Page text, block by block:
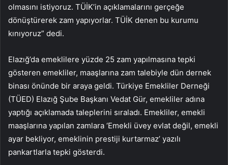
olmasını istiyoruz. TÜİK’in açıklamalarını gerçeğe
dönüştürerek zam yapıyorlar. TÜİK denen bu kurumu
kınıyoruz” dedi.
Elazığ’da emeklilere yüzde 25 zam yapılmasına tepki
gösteren emekliler, maaşlarına zam talebiyle dün dernek
binası önünde bir araya geldi. Türkiye Emekliler Derneği
(TÜED) Elazığ Şube Başkanı Vedat Gür, emekliler adına
yaptığı açıklamada taleplerini sıraladı. Emekliler, emekli
maaşlarına yapılan zamlara ‘Emekli üvey evlat değil, emekli
ayar bekliyor, emeklinin prestiji kurtarmaz’ yazılı
pankartlarla tepki gösterdi.